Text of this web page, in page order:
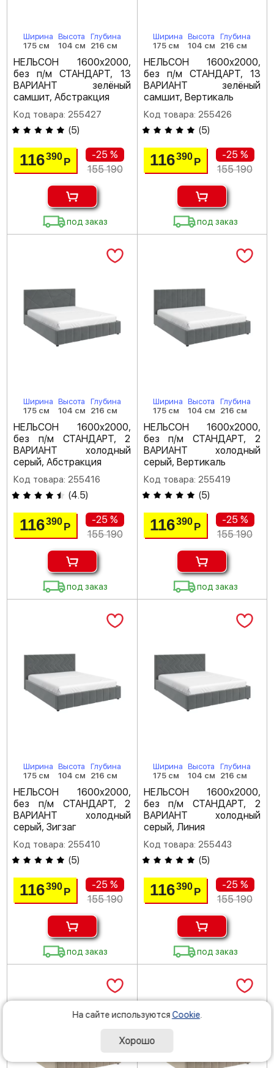
Ширина
175 см
Высота
104 см
Глубина
216 см
НЕЛЬСОН 1600х2000,
без п/м СТАНДАРТ, 13
ВАРИАНТ зелёный
самшит, Абстракция
Код товара: 255427
(5)
116390Р
-25 %
155 190
под заказ
Ширина
175 см
Высота
104 см
Глубина
216 см
НЕЛЬСОН 1600х2000,
без п/м СТАНДАРТ, 13
ВАРИАНТ зелёный
самшит, Вертикаль
Код товара: 255426
(5)
116390 Р
-25 %
155 190
под заказ
Ширина
175 см
Высота
104 см
Глубина
216 см
НЕЛЬСОН 1600х2000,
без п/м СТАНДАРТ, 2
ВАРИАНТ холодный
серый, Абстракция
Код товара: 255416
(4.5)
116390Р
-25 %
155 190
под заказ
Ширина
175 см
Высота
104 см
Глубина
216 см
НЕЛЬСОН 1600х2000,
без п/м СТАНДАРТ, 2
ВАРИАНТ холодный
серый, Вертикаль
Код товара: 255419
(5)
116390 Р
-25 %
155 190
под заказ
Ширина
175 см
Высота
104 см
Глубина
216 см
НЕЛЬСОН 1600х2000,
без п/м СТАНДАРТ, 2
ВАРИАНТ холодный
серый, Зигзаг
Код товара: 255410
(5)
116390Р
-25 %
155 190
под заказ
Ширина
175 см
Высота
104 см
Глубина
216 см
НЕЛЬСОН 1600х2000,
без п/м СТАНДАРТ, 2
ВАРИАНТ холодный
серый, Линия
Код товара: 255443
(5)
116390 Р
-25 %
155 190
под заказ
На сайте используются Cookie
Хорошо